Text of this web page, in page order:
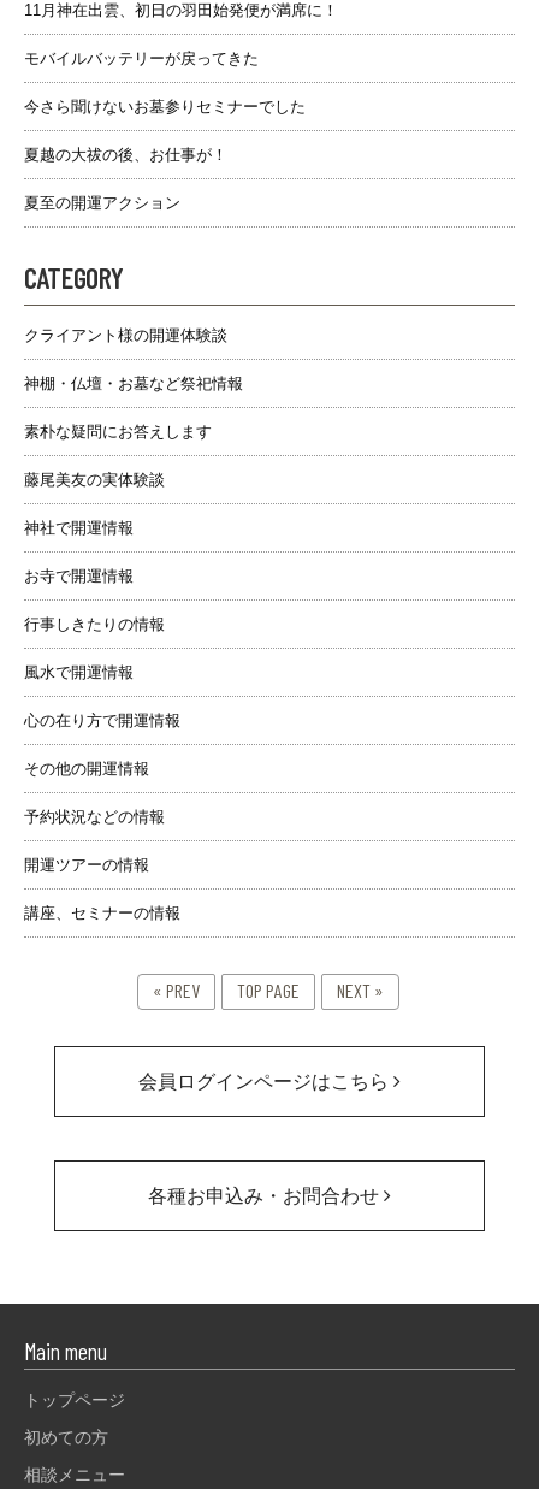
11月神在出雲、初日の羽田始発便が満席に！
モバイルバッテリーが戻ってきた
今さら聞けないお墓参りセミナーでした
夏越の大祓の後、お仕事が！
夏至の開運アクション
CATEGORY
クライアント様の開運体験談
神棚・仏壇・お墓など祭祀情報
素朴な疑問にお答えします
藤尾美友の実体験談
神社で開運情報
お寺で開運情報
行事しきたりの情報
風水で開運情報
心の在り方で開運情報
その他の開運情報
予約状況などの情報
開運ツアーの情報
講座、セミナーの情報
« PREV TOP PAGE NEXT »
会員ログインページはこちら
各種お申込み・お問合わせ
Main menu
トップページ
初めての方
相談メニュー